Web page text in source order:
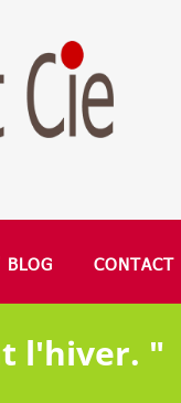
CONTACT
l'hiver. "